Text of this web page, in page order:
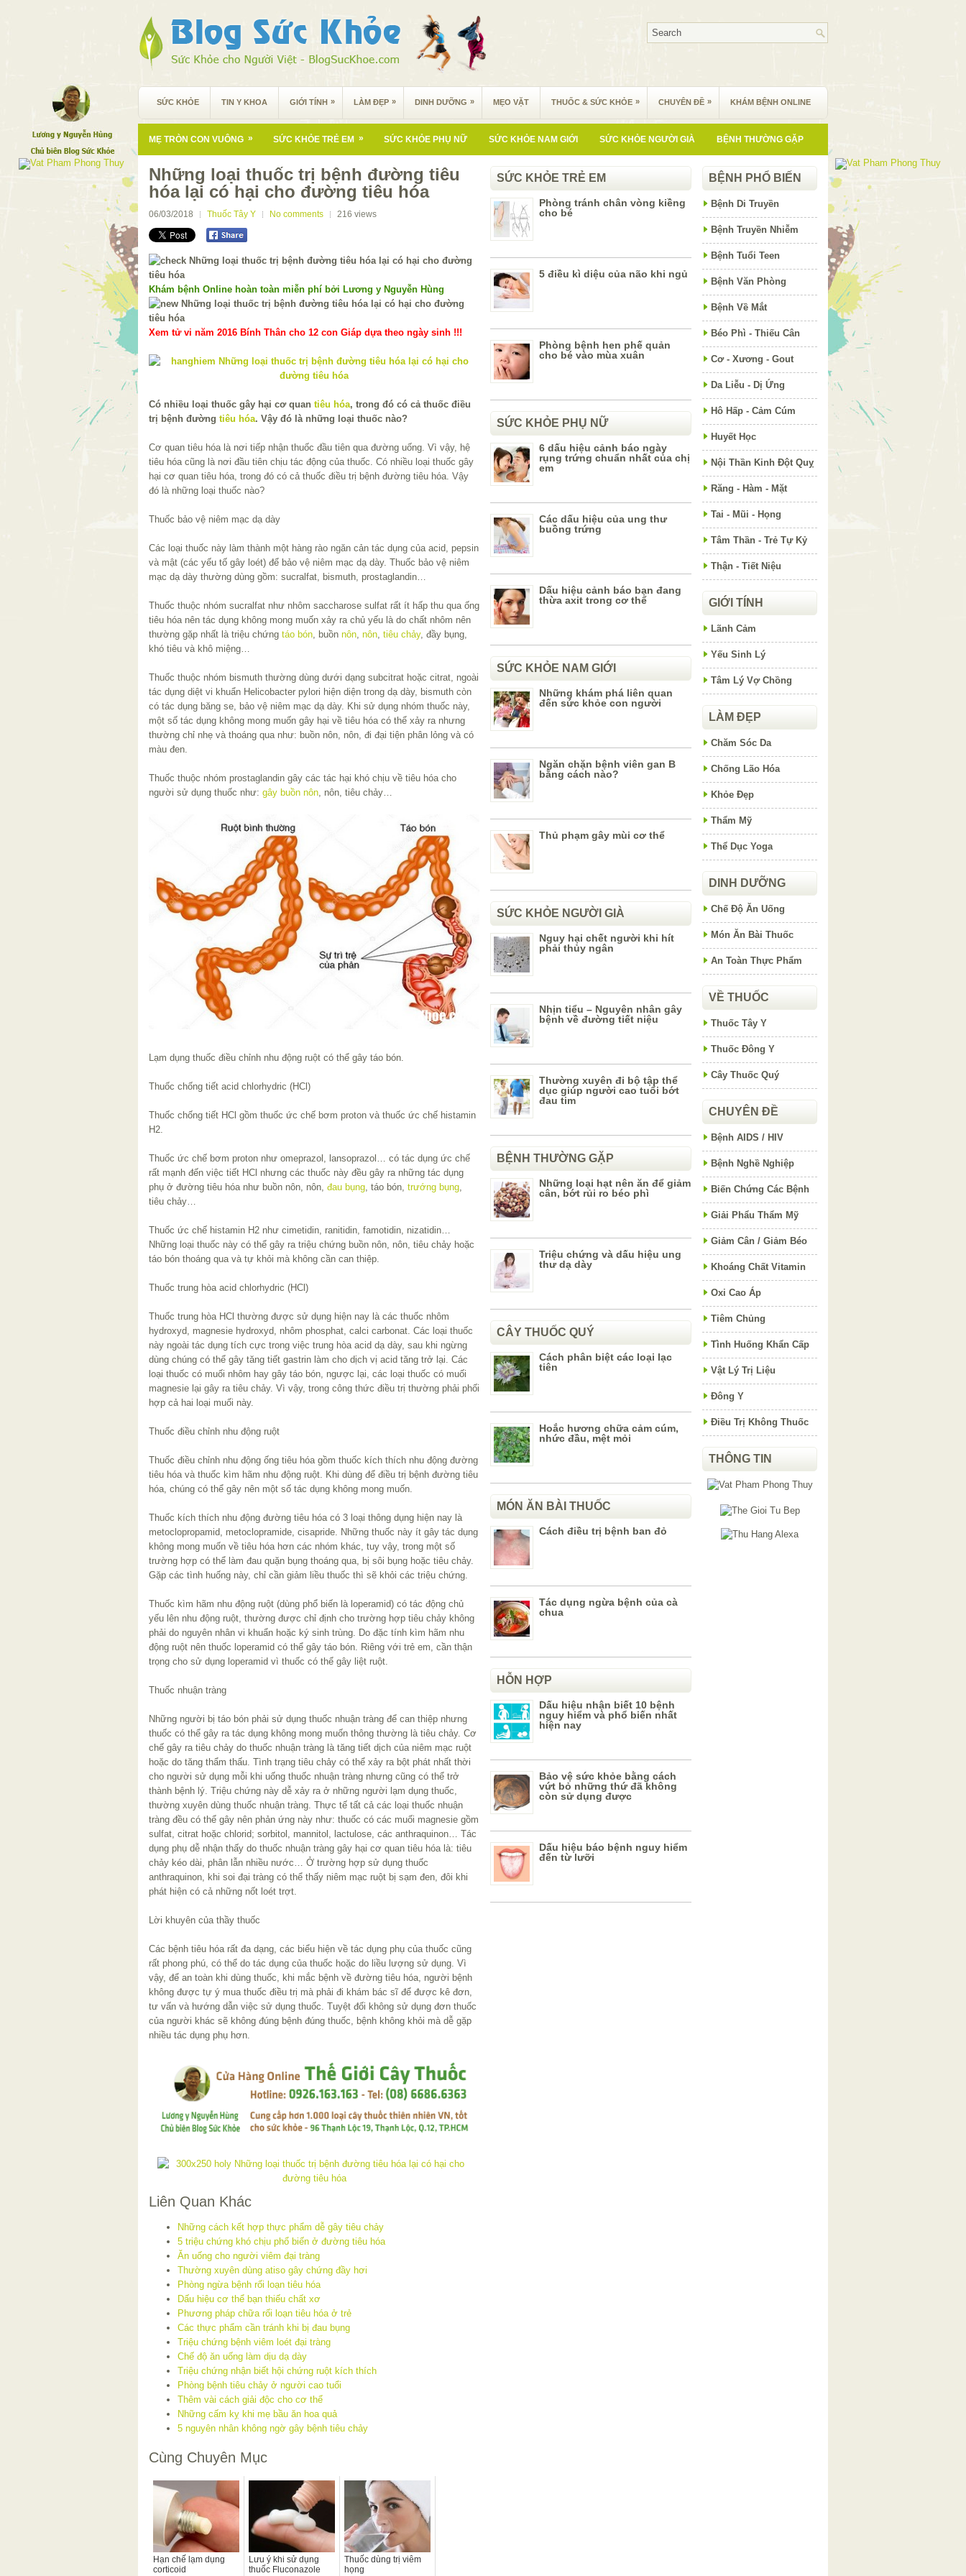
SỨC KHỎE TIN Y KHOA GIỚI TÍNH » LÀM ĐẸP » DINH DƯỠNG » MẸO VẶT THUỐC & SỨC KHỎE » CHUYÊN ĐỀ » KHÁM BỆNH ONLINE
MẸ TRÒN CON VUÔNG » SỨC KHỎE TRẺ EM » SỨC KHỎE PHỤ NỮ SỨC KHỎE NAM GIỚI SỨC KHỎE NGƯỜI GIÀ BỆNH THƯỜNG GẶP
Những loại thuốc trị bệnh đường tiêu
hóa lại có hại cho đường tiêu hóa
06/03/2018 Thuốc Tây Y No comments 216 views
Khám bệnh Online hoàn toàn miễn phí bởi Lương y Nguyễn Hùng
Xem tử vi năm 2016 Bính Thân cho 12 con Giáp dựa theo ngày sinh !!!
Có nhiều loại thuốc gây hại cơ quan tiêu hóa, trong đó có cả thuốc điều
trị bệnh đường tiêu hóa. Vậy đó là những loại thuốc nào?
Cơ quan tiêu hóa là nơi tiếp nhận thuốc đầu tiên qua đường uống. Vì vậy, hệ
tiêu hóa cũng là nơi đầu tiên chịu tác động của thuốc. Có nhiều loại thuốc gây
hại cơ quan tiêu hóa, trong đó có cả thuốc điều trị bệnh đường tiêu hóa. Vậy
đó là những loại thuốc nào?
Thuốc bảo vệ niêm mạc dạ dày
Các loại thuốc này làm thành một hàng rào ngăn cản tác dụng của acid, pepsin
và mật (các yếu tố gây loét) để bảo vệ niêm mạc dạ dày. Thuốc bảo vệ niêm
mạc dạ dày thường dùng gồm: sucralfat, bismuth, prostaglandin…
Thuốc thuộc nhóm sucralfat như nhôm saccharose sulfat rất ít hấp thu qua ống
tiêu hóa nên tác dụng không mong muốn xảy ra chủ yếu là do chất nhôm nên
thường gặp nhất là triệu chứng táo bón , buồn nôn nôn tiêu chảy, đầy bụng,
khó tiêu và khô miệng…
Thuốc thuộc nhóm bismuth thường dùng dưới dạng subcitrat hoặc citrat, ngoài
tác dụng diệt vi khuẩn Helicobacter pylori hiện diện trong dạ dày, bismuth còn
có tác dụng băng se, bảo vệ niêm mạc dạ dày. Khi sử dụng nhóm thuốc này,
một số tác dụng không mong muốn gây hại về tiêu hóa có thể xảy ra nhưng
thường chỉ nhẹ và thoáng qua như: buồn nôn, nôn, đi đại tiện phân lỏng và có
màu đen.
Thuốc thuộc nhóm prostaglandin gây các tác hại khó chịu về tiêu hóa cho
người sử dụng thuốc như: gây buồn nôn , nôn, tiêu chảy…
Lạm dụng thuốc điều chỉnh nhu động ruột có thể gây táo bón.
Thuốc chống tiết acid chlorhydric (HCl)
Thuốc chống tiết HCl gồm thuốc ức chế bơm proton và thuốc ức chế histamin
H2.
Thuốc ức chế bơm proton như omeprazol, lansoprazol… có tác dụng ức chế
rất mạnh đến việc tiết HCl nhưng các thuốc này đều gây ra những tác dụng
phụ ở đường tiêu hóa như buồn nôn, nôn, đau bụng , táo bón, trướng bụng
tiêu chảy…
Thuốc ức chế histamin H2 như cimetidin, ranitidin, famotidin, nizatidin…
Những loại thuốc này có thể gây ra triệu chứng buồn nôn, nôn, tiêu chảy hoặc
táo bón thoáng qua và tự khỏi mà không cần can thiệp.
Thuốc trung hòa acid chlorhydric (HCl)
Thuốc trung hòa HCl thường được sử dụng hiện nay là các thuốc nhôm
hydroxyd, magnesie hydroxyd, nhôm phosphat, calci carbonat. Các loại thuốc
này ngoài tác dụng tích cực trong việc trung hòa acid dạ dày, sau khi ngừng
dùng chúng có thể gây tăng tiết gastrin làm cho dịch vị acid tăng trở lại. Các
loại thuốc có muối nhôm hay gây táo bón, ngược lại, các loại thuốc có muối
magnesie lại gây ra tiêu chảy. Vì vậy, trong công thức điều trị thường phải phối
hợp cả hai loại muối này.
Thuốc điều chỉnh nhu động ruột
Thuốc điều chỉnh nhu động ống tiêu hóa gồm thuốc kích thích nhu động đường
tiêu hóa và thuốc kìm hãm nhu động ruột. Khi dùng để điều trị bệnh đường tiêu
hóa, chúng có thể gây nên một số tác dụng không mong muốn.
Thuốc kích thích nhu động đường tiêu hóa có 3 loại thông dụng hiện nay là
metoclopropamid, metoclopramide, cisapride. Những thuốc này ít gây tác dụng
không mong muốn về tiêu hóa hơn các nhóm khác, tuy vậy, trong một số
trường hợp có thể làm đau quặn bụng thoáng qua, bị sôi bụng hoặc tiêu chảy.
Gặp các tình huống này, chỉ cần giảm liều thuốc thì sẽ khỏi các triệu chứng.
Thuốc kìm hãm nhu động ruột (dùng phổ biến là loperamid) có tác động chủ
yếu lên nhu động ruột, thường được chỉ định cho trường hợp tiêu chảy không
phải do nguyên nhân vi khuẩn hoặc ký sinh trùng. Do đặc tính kìm hãm nhu
động ruột nên thuốc loperamid có thể gây táo bón. Riêng với trẻ em, cần thận
trọng cho sử dụng loperamid vì thuốc có thể gây liệt ruột.
Thuốc nhuận tràng
Những người bị táo bón phải sử dụng thuốc nhuận tràng để can thiệp nhưng
thuốc có thể gây ra tác dụng không mong muốn thông thường là tiêu chảy. Cơ
chế gây ra tiêu chảy do thuốc nhuận tràng là tăng tiết dịch của niêm mạc ruột
hoặc do tăng thẩm thấu. Tình trạng tiêu chảy có thể xảy ra bột phát nhất thời
cho người sử dụng mỗi khi uống thuốc nhuận tràng nhưng cũng có thể trở
thành bệnh lý. Triệu chứng này dễ xảy ra ở những người lạm dụng thuốc,
thường xuyên dùng thuốc nhuận tràng. Thực tế tất cả các loại thuốc nhuận
tràng đều có thể gây nên phản ứng này như: thuốc có các muối magnesie gồm
sulfat, citrat hoặc chlorid; sorbitol, mannitol, lactulose, các anthraquinon… Tác
dụng phụ dễ nhận thấy do thuốc nhuận tràng gây hại cơ quan tiêu hóa là: tiêu
chảy kéo dài, phân lẫn nhiều nước… Ở trường hợp sử dụng thuốc
anthraquinon, khi soi đại tràng có thể thấy niêm mạc ruột bị sạm đen, đôi khi
phát hiện có cả những nốt loét trợt.
Lời khuyên của thầy thuốc
Các bệnh tiêu hóa rất đa dạng, các biểu hiện về tác dụng phụ của thuốc cũng
rất phong phú, có thể do tác dụng của thuốc hoặc do liều lượng sử dụng. Vì
vậy, để an toàn khi dùng thuốc, khi mắc bệnh về đường tiêu hóa, người bệnh
không được tự ý mua thuốc điều trị mà phải đi khám bác sĩ để được kê đơn,
tư vấn và hướng dẫn việc sử dụng thuốc. Tuyệt đối không sử dụng đơn thuốc
của người khác sẽ không đúng bệnh đúng thuốc, bệnh không khỏi mà dễ gặp
nhiều tác dụng phụ hơn.
Liên Quan Khác
Những cách kết hợp thực phẩm dễ gây tiêu chảy
5 triệu chứng khó chịu phổ biến ở đường tiêu hóa
Ăn uống cho người viêm đại tràng
Thường xuyên dùng atiso gây chứng đầy hơi
Phòng ngừa bệnh rối loạn tiêu hóa
Dấu hiệu cơ thể bạn thiếu chất xơ
Phương pháp chữa rối loạn tiêu hóa ở trẻ
Các thực phẩm cần tránh khi bị đau bụng
Triệu chứng bệnh viêm loét đại tràng
Chế độ ăn uống làm dịu dạ dày
Triệu chứng nhận biết hội chứng ruột kích thích
Phòng bệnh tiêu chảy ở người cao tuổi
Thêm vài cách giải độc cho cơ thể
Những cấm kỵ khi mẹ bầu ăn hoa quả
5 nguyên nhân không ngờ gây bệnh tiêu chảy
Cùng Chuyên Mục
Hạn chế lạm dụng
corticoid
Lưu ý khi sử dụng
thuốc Fluconazole
Thuốc dùng trị viêm
họng
SỨC KHỎE TRẺ EM
Phòng tránh chân vòng kiềng
cho bé
5 điều kì diệu của não khi ngủ
Phòng bệnh hen phế quản
cho bé vào mùa xuân
SỨC KHỎE PHỤ NỮ
6 dấu hiệu cảnh báo ngày
rụng trứng chuẩn nhất của chị
em
Các dấu hiệu của ung thư
buồng trứng
Dấu hiệu cảnh báo bạn đang
thừa axit trong cơ thể
SỨC KHỎE NAM GIỚI
Những khám phá liên quan
đến sức khỏe con người
Ngăn chặn bệnh viên gan B
bằng cách nào?
Thủ phạm gây mùi cơ thể
SỨC KHỎE NGƯỜI GIÀ
Nguy hại chết người khi hít
phải thủy ngân
Nhịn tiểu – Nguyên nhân gây
bệnh về đường tiết niệu
Thường xuyên đi bộ tập thể
dục giúp người cao tuổi bớt
đau tim
BỆNH THƯỜNG GẶP
Những loại hạt nên ăn để giảm
cân, bớt rủi ro béo phì
Triệu chứng và dấu hiệu ung
thư dạ dày
CÂY THUỐC QUÝ
Cách phân biệt các loại lạc
tiên
Hoắc hương chữa cảm cúm,
nhức đầu, mệt mỏi
MÓN ĂN BÀI THUỐC
Cách điều trị bệnh ban đỏ
Tác dụng ngừa bệnh của cà
chua
HỖN HỢP
Dấu hiệu nhận biết 10 bệnh
nguy hiểm và phổ biến nhất
hiện nay
Bảo vệ sức khỏe bằng cách
vứt bỏ những thứ đã không
còn sử dụng được
Dấu hiệu báo bệnh nguy hiểm
đến từ lưỡi
BỆNH PHỔ BIẾN
Bệnh Di Truyền
Bệnh Truyền Nhiễm
Bệnh Tuổi Teen
Bệnh Văn Phòng
Bệnh Về Mắt
Béo Phì - Thiếu Cân
Cơ - Xương - Gout
Da Liễu - Dị Ứng
Hô Hấp - Cảm Cúm
Huyết Học
Nội Thần Kinh Đột Quỵ
Răng - Hàm - Mặt
Tai - Mũi - Họng
Tâm Thần - Trẻ Tự Kỷ
Thận - Tiết Niệu
GIỚI TÍNH
Lãnh Cảm
Yếu Sinh Lý
Tâm Lý Vợ Chồng
LÀM ĐẸP
Chăm Sóc Da
Chống Lão Hóa
Khỏe Đẹp
Thẩm Mỹ
Thể Dục Yoga
DINH DƯỠNG
Chế Độ Ăn Uống
Món Ăn Bài Thuốc
An Toàn Thực Phẩm
VỀ THUỐC
Thuốc Tây Y
Thuốc Đông Y
Cây Thuốc Quý
CHUYÊN ĐỀ
Bệnh AIDS / HIV
Bệnh Nghề Nghiệp
Biến Chứng Các Bệnh
Giải Phẩu Thẩm Mỹ
Giảm Cân / Giảm Béo
Khoáng Chất Vitamin
Oxi Cao Áp
Tiêm Chủng
Tình Huống Khẩn Cấp
Vật Lý Trị Liệu
Đông Y
Điều Trị Không Thuốc
THÔNG TIN